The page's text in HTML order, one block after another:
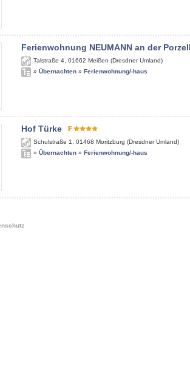
Ferienwohnung NEUMANN an der
Talstraße 4 01662 Meißen (Dresdner Umland)
» Übernachten » Ferienwohnung/-haus
Hof Türke
Schulstraße 1 01468 Moritzburg (Dresdner Umland)
» Übernachten » Ferienwohnung/-haus